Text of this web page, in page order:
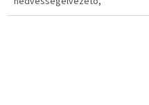
kényelmes viselet sportoláskor,